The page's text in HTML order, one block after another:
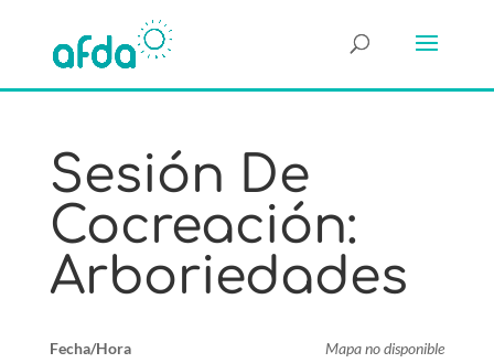
Sesión De
Cocreación:
Arboriedades
Mapa no disponible
Fecha/Hora